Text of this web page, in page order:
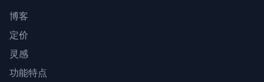
博客
定价
灵感
功能特点